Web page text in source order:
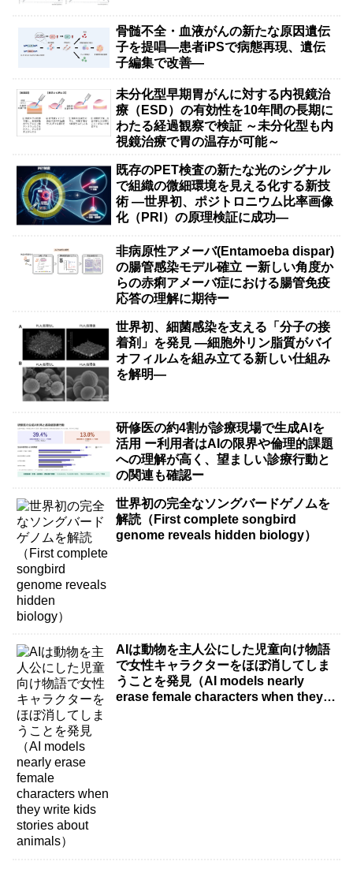
骨髄不全・血液がんの新たな原因遺伝
子を提唱―患者iPSで病態再現、遺伝
子編集で改善―
未分化型早期胃がんに対する内視鏡治
療（ESD）の有効性を10年間の長期に
わたる経過観察で検証 ～未分化型も内
視鏡治療で胃の温存が可能～
既存のPET検査の新たな光のシグナル
で組織の微細環境を見える化する新技
術 ―世界初、ポジトロニウム比率画像
化（PRI）の原理検証に成功―
非病原性アメーバ(Entamoeba dispar)
の腸管感染モデル確立 ー新しい角度か
らの赤痢アメーバ症における腸管免疫
応答の理解に期待ー
世界初、細菌感染を支える「分子の接
着剤」を発見 ―細胞外リン脂質がバイ
オフィルムを組み立てる新しい仕組み
を解明―
研修医の約4割が診療現場で生成AIを
活用 ー利用者はAIの限界や倫理的課題
への理解が高く、望ましい診療行動と
の関連も確認ー
世界初の完全なソングバードゲノムを
解読（First complete songbird
genome reveals hidden biology）
AIは動物を主人公にした児童向け物語
で女性キャラクターをほぼ消してしま
うことを発見（AI models nearly
erase female characters when they